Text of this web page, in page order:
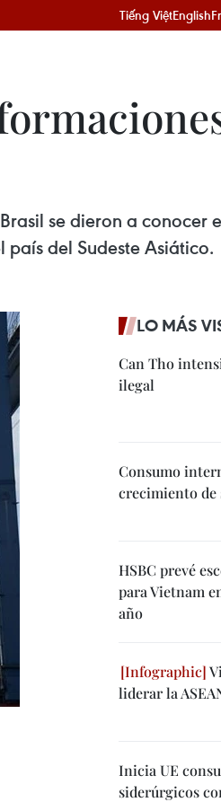
Tiếng ViệtEnglish
se dieron a conocer
del Sudeste Asiático.
LO MÁS
Can Tho
ilegal
Consumo
crecimiento de
HSBC prevé
para Vietnam
año
liderar la
Inicia UE
siderúrgicos